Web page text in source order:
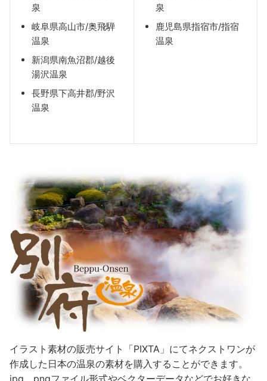
泉
岐阜県高山市/奥飛騨
温泉
新潟県南魚沼郡/越後
湯沢温泉
長野県下高井郡/野沢
温泉
泉
鹿児島県指宿市/指宿
温泉
イラスト素材の販売サイト「PIXTA」にてネクストワンが
作成した日本の温泉の素材を購入することができます。
jpg、pngファイル形式やベクターデータなどでお好きな